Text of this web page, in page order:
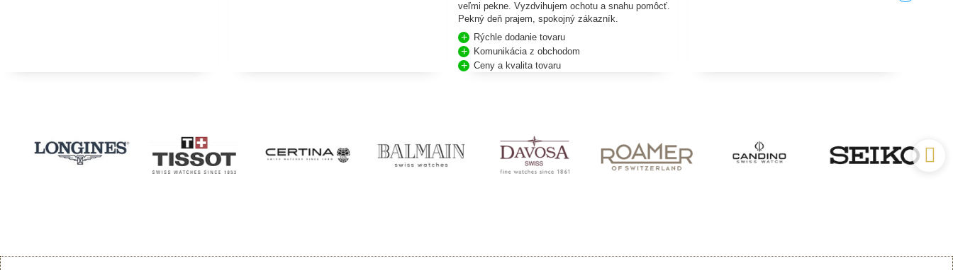
veľmi pekne. Vyzdvihujem ochotu a snahu pomôcť.
Pekný deň prajem, spokojný zákazník.
Rýchle dodanie tovaru
Komunikácia z obchodom
Ceny a kvalita tovaru